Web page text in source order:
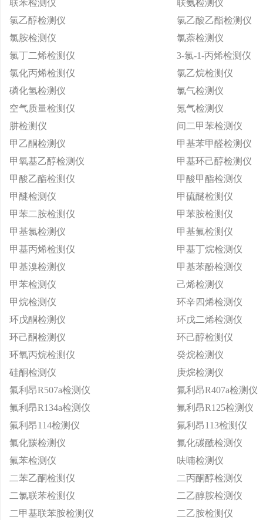
联苯检测仪
联氨检测仪
氯乙醇检测仪
氯乙酸乙酯检测仪
氯胺检测仪
氯萘检测仪
氯丁二烯检测仪
3-氯-1-丙烯检测仪
氯化丙烯检测仪
氯乙烷检测仪
磷化氢检测仪
氯气检测仪
空气质量检测仪
氪气检测仪
肼检测仪
间二甲苯检测仪
甲乙酮检测仪
甲基苯甲醛检测仪
甲氧基乙醇检测仪
甲基环己醇检测仪
甲酸乙酯检测仪
甲酸甲酯检测仪
甲醚检测仪
甲硫醚检测仪
甲苯二胺检测仪
甲苯胺检测仪
甲基氯检测仪
甲基氟检测仪
甲基丙烯检测仪
甲基丁烷检测仪
甲基溴检测仪
甲基苯酚检测仪
甲苯检测仪
己烯检测仪
甲烷检测仪
环辛四烯检测仪
环戊酮检测仪
环戊二烯检测仪
环己酮检测仪
环己醇检测仪
环氧丙烷检测仪
癸烷检测仪
硅酮检测仪
庚烷检测仪
氟利昂R507a检测仪
氟利昂R407a检测仪
氟利昂R134a检测仪
氟利昂R125检测仪
氟利昂114检测仪
氟利昂113检测仪
氟化羰检测仪
氟化碳酰检测仪
氟苯检测仪
呋喃检测仪
二苯乙酮检测仪
二丙酮醇检测仪
二氯联苯检测仪
二乙醇胺检测仪
二甲基联苯胺检测仪
二乙胺检测仪